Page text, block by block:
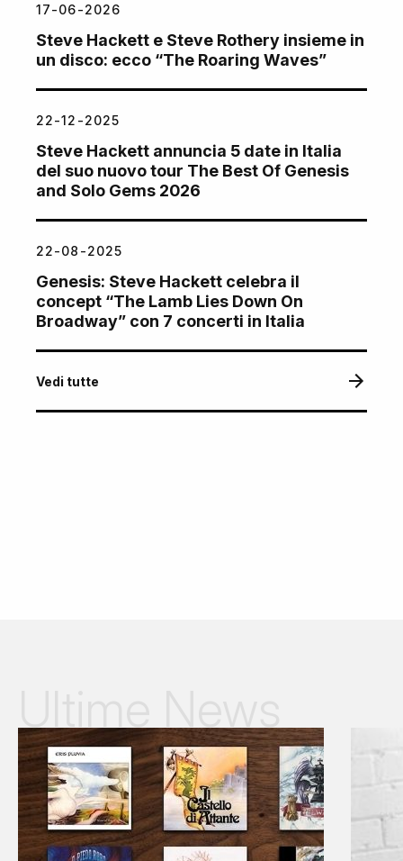
17-06-2026
Steve Hackett e Steve Rothery insieme in
un disco: ecco “The Roaring Waves”
22-12-2025
Steve Hackett annuncia 5 date in Italia
del suo nuovo tour The Best Of Genesis
and Solo Gems 2026
22-08-2025
Genesis: Steve Hackett celebra il
concept “The Lamb Lies Down On
Broadway” con 7 concerti in Italia
Vedi tutte